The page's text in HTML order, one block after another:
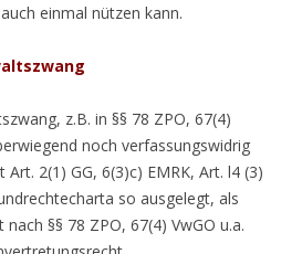
einmal nützen kann.
z.B. in §§ 78 ZPO, 67(4)
noch verfassungswidrig
2(1) GG, 6(3)c) EMRK, Art. l4 (3)
so ausgelegt, als
§§ 78 ZPO, 67(4) VwGO u.a.